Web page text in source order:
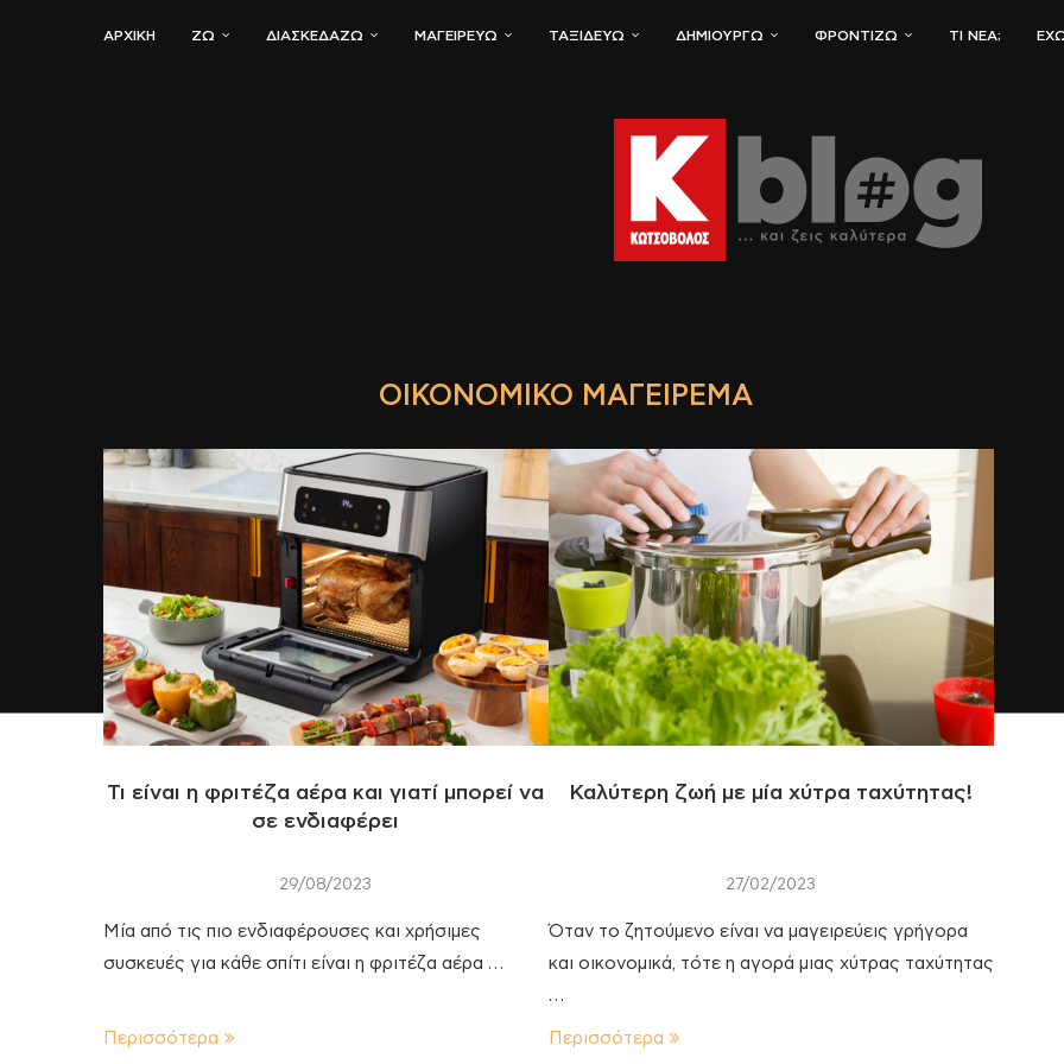
ΑΡΧΙΚΗ ΖΏ ΔΙΑΣΚΕΔΆΖΩ ΜΑΓΕΙΡΕΎΩ ΤΑΞΙΔΕΎΩ ΔΗΜΙΟΥΡΓΏ ΦΡΟΝΤΊΖΩ ΤΙ ΝΈΑ;
ΟΙΚΟΝΟΜΙΚΌ ΜΑΓΕΊΡΕΜΑ
Τι είναι η φριτέζα αέρα και γιατί μπορεί να
σε ενδιαφέρει
29/08/2023
Μία από τις πιο ενδιαφέρουσες και χρήσιμες
συσκευές για κάθε σπίτι είναι η φριτέζα αέρα …
Περισσότερα
Καλύτερη ζωή με μία χύτρα ταχύτητας!
27/02/2023
Όταν το ζητούμενο είναι να μαγειρεύεις γρήγορα
και οικονομικά, τότε η αγορά μιας χύτρας ταχύτητας
…
Περισσότερα